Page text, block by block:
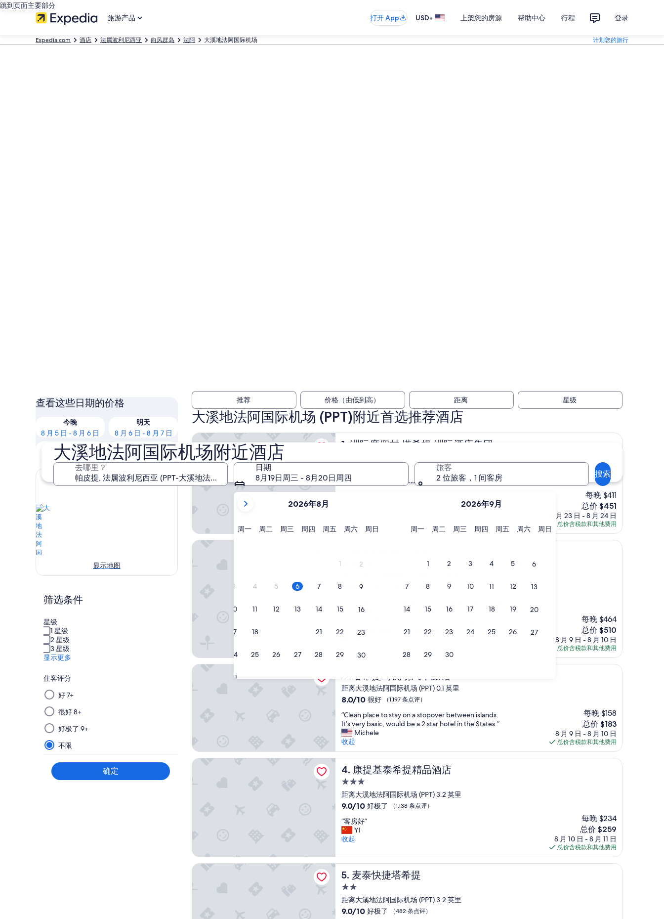
跳到页面主要部分
旅游产品
打开 App USD• 上架您的房源 帮助中心 行程 登录
Expedia.com 酒店 法属波利尼西亚 向风群岛 法阿 大溪地法阿国际机场 计划您的旅行
大溪地法阿国际机场附近酒店
去哪里？
日期
8月19日周三 - 8月20日周四
当
示
月
年
和
September。
2026年8月
周一星
周二 周三星
周四星
周五星
周六星
周日
1
2
3 4 5 6 7 8 9
10 11 12 13 14 15 16
17 18 21 22 23
24 25 26 27 28 29 30
31
2026年9月
周一星
周二 周三星
周四星
周五星
周六星
周日 星
1
2 3 4 5 6
7 8 9 10 11 12 13
14 15 16 17 18 19 20
21 22 23 24 25 26 27
28 29 30
旅客
2 位旅客，1 间客房
搜索
查看这些日期的价格
今晚
8 月 5 日 - 8 月 6 日
明天
8 月 6 日 - 8 月 7 日
本周末
8 月 7 日 - 8 月 9 日
下周末
8 月 14 日 - 8 月 16 日
显示地图
筛选条件
星级
1 星级
2 星级
3 星级
显示更多
住客评分
从
该
组
选
择
筛
选
好 7+
很好 8+
好极了 9+
不限
确定
推荐 价格（由低到高） 距离 星级
大溪地法阿国际机场 (PPT)附近首选推荐酒店
1. 洲际度假村 塔希提 洲际酒店集团
洲际度假村 塔希提 洲际酒店集团
住
宿
距离大溪地法阿国际机场 (PPT) 1 英里
8.8
分，
超
赞，
点
评）
8.8/10 （1,001 条点评）
每晚 $411
新
价
格
$451
总价 $451
8 月 23 日 - 8 月 24 日
总价含税款和其他费用
洲际度假村 塔希提 洲际酒店集团
4.0
住
8.8
总
分
超
条
8.8/10 （1,006 条点评）
T
e
a
a
s
o
n
d
e
r
u
l
v
i
e
w
s
a
n
h
e
p
o
o
l
service overall excellent! My only negative comment
for an herbal tea is a bit too much .”
每晚 $464
新
价
格
$510
总价 $510
8 月 9 日 - 8 月 10 日
总价含税款和其他费用
希尔顿塔希提酒店
3. 塔希提岛机场汽车旅馆
距离大溪地法阿国际机场 (PPT) 0.1 英里
8.0
总
分
10，
很
好，
（1,197
条
点
评）
8.0/10 很好 （1,197 条点评）
“
C
l
e
a
n
p
a
c
e
o
s
t
y
o
n
s
t
o
“Clean place to stay on a stopover between islands.
It’s very basic, would be a 2 star hotel in the States.”
Michele
收起
每晚 $158
新
价
格
$183
总价 $183
8 月 9 日 - 8 月 10 日
总价含税款和其他费用
塔希提岛机场汽车旅馆
4. 康提基泰希提精品酒店
康提基泰希提精品酒店
3.0
星
住
距离大溪地法阿国际机场 (PPT) 3.2 英里
9.0
总
分
10，
极
（1,138
条
评）
9.0/10 好极了 （1,138 条点评）
“
客
房
”
“客房好”
YI
收起
每晚 $234
新
价
格
$259
总价 $259
8 月 10 日 - 8 月 11 日
总价含税款和其他费用
康提基泰希提精品酒店
5. 麦泰快捷塔希提
麦泰快捷塔希提
2.0
星
住
距离大溪地法阿国际机场 (PPT) 3.2 英里
9.0
9.0/10 好极了 （482 条点评）
麦泰快捷塔希提